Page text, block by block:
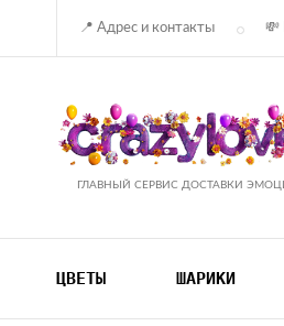
📍 Адрес и контакты 💸
ГЛАВНЫЙ СЕРВИС ДОСТАВКИ
ЦВЕТЫ ШАРИКИ